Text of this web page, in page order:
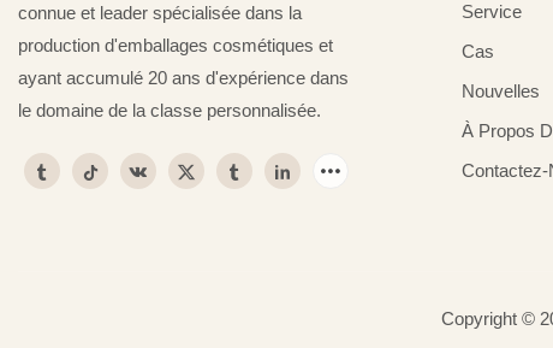
connue et leader spécialisée dans la
production d'emballages cosmétiques et
ayant accumulé 20 ans d'expérience dans
le domaine de la classe personnalisée.
Service
Cas
Nouvelles
À Propos
Contactez-
Copyright ©